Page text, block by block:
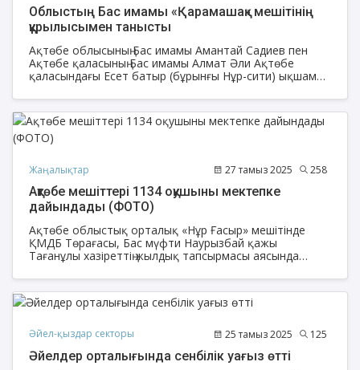
Облыстың Бас имамы «Қарамашақ» мешітінің
құрылысымен танысты
Ақтөбе облысының Бас имамы Амантай Садиев пен
Ақтөбе қаласының Бас имамы Алмат Әли Ақтөбе
қаласындағы Есет батыр (бұрынғы Нұр-сити) ықшам
сиятын «Қарамашақ» мешітінің құрылысымен танысып
қайтты.
Жаңалықтар 27 тамыз 2025 258
Ақтөбе мешіттері 1134 оқушыны мектепке
дайындады (ФОТО)
Ақтөбе облыстық орталық «Нұр Ғасыр» мешітінде
ҚМДБ Төрағасы, Бас мүфти Наурызбай қажы
Тағанұлы хазіреттің жылдық тапсырмасы аясында
қайырымдылық» қорының «Мектепке жол»
қайырымдылық акциясын өткізіп, облыстың Бас имамы
Амантай Садиев, өңірдегі «Зекет және қайырымдылық»
оқушыға сөмке мен мектеп құралдарын табыстады.
Әйел-қыздар секторы 25 тамыз 2025 125
Әйелдер орталығында сенбілік уағыз өтті